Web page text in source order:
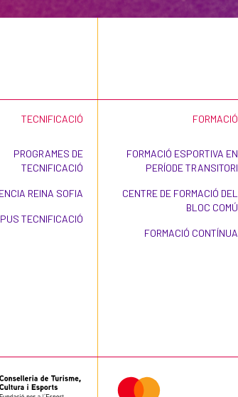
TECNIFICACIÓ
PROGRAMES DE
TECNIFICACIÓ
REINA SOFIA
TECNIFICACIÓ
FORMACIÓ
FORMACIÓ ESPORTIVA EN
PERÍODE TRANSITORI
CENTRE DE FORMACIÓ DEL
BLOC COMÚ
FORMACIÓ CONTÍNUA